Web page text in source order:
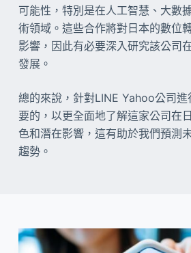
可能性，特別是在人工智慧、大數
術領域。這些合作將對日本的數位
影響，因此有必要深入研究該公司
發展。
總的來說，針對LINE Yahoo公司
要的，以更全面地了解這家公司在
色和潛在影響，這有助於我們預測
趨勢。